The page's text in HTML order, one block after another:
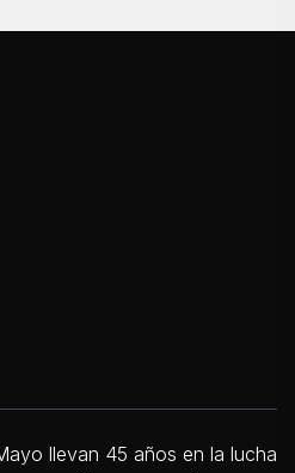
llevan 45 años en la lucha